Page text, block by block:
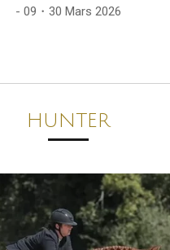
- 09・30 Mars 2026
HUNTER